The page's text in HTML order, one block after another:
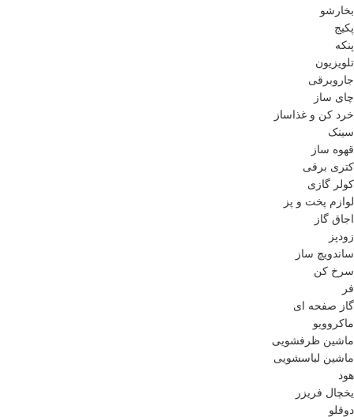
بخارشو
پکیج
پنکه
تلویزیون
جاروبرقی
چای ساز
خرد کن و غذاساز
سینک
قهوه ساز
کتری برقی
کولر گازی
لوازم پخت و پز
اجاق گاز
زودپز
ساندویچ ساز
سرخ کن
فر
گاز صفحه ای
ماکروویو
ماشین ظرفشویی
ماشین لباسشویی
هود
یخچال فریزر
دوقلو